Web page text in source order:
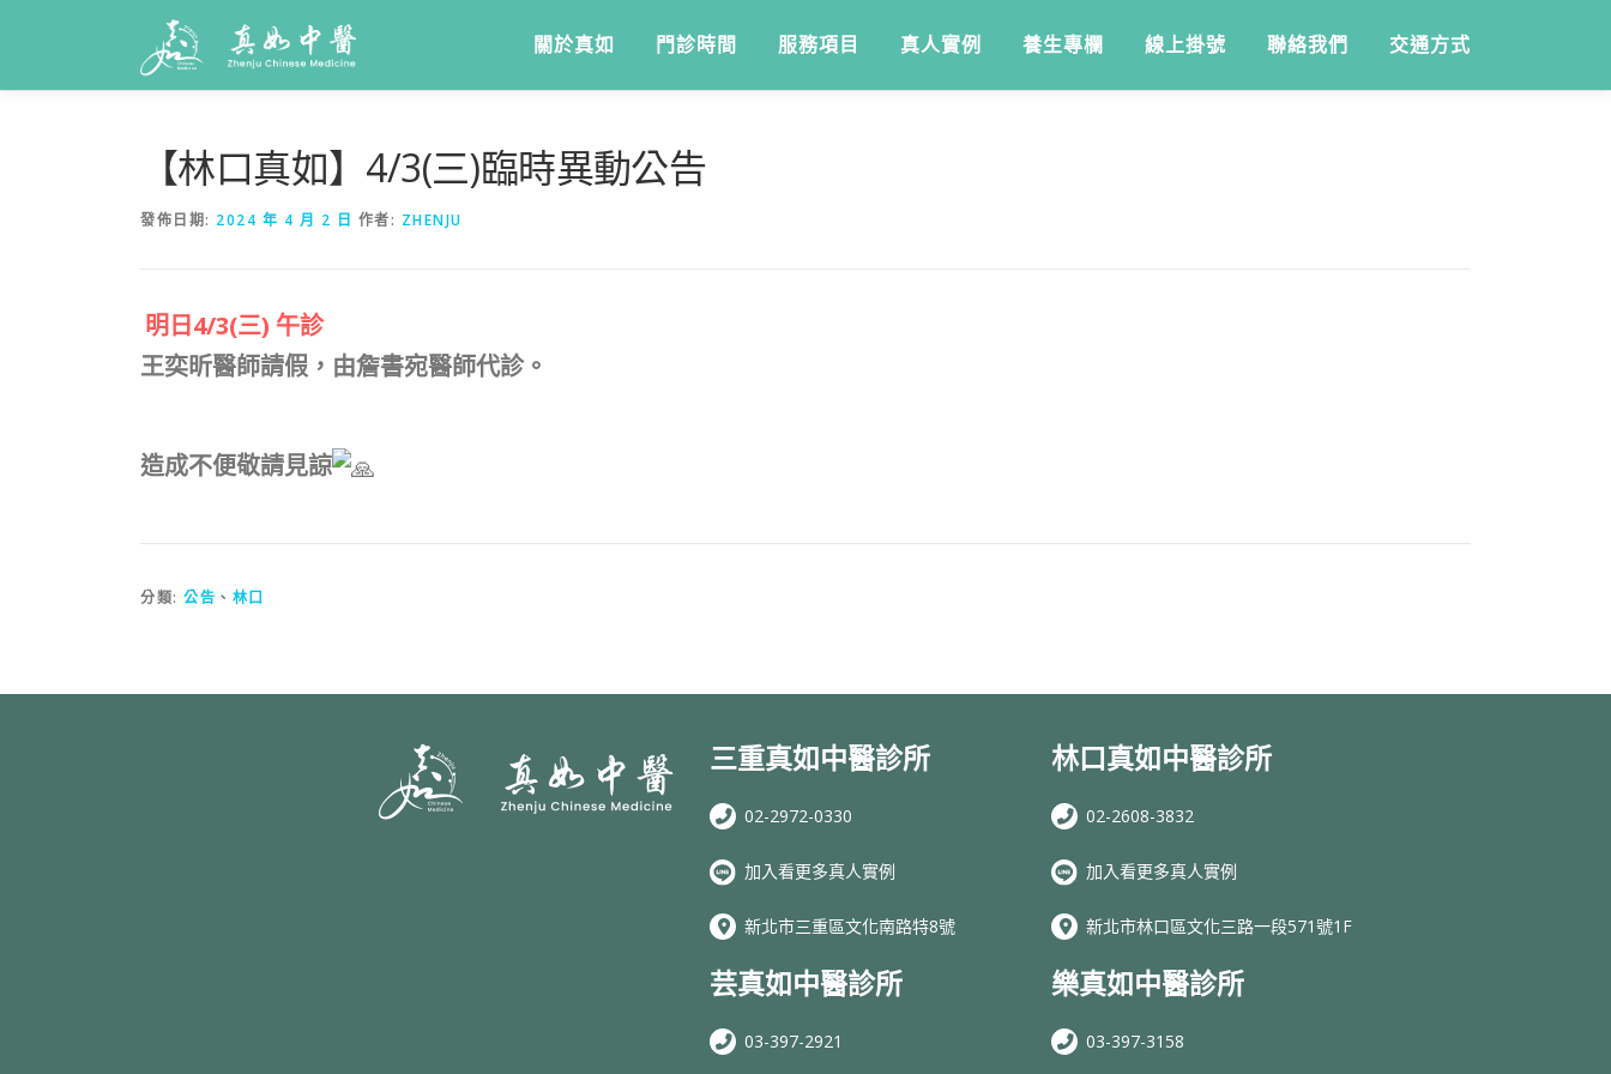
關於真如 門診時間 服務項目 真人實例 養生專欄 線上掛號 聯絡我們 交通方式
【林口真如】4/3(三)臨時異動公告
發佈日期: 2024 年 4 月 2 日 作者: ZHENJU
明日4/3(三) 午診
王奕昕醫師請假，由詹書宛醫師代診。
造成不便敬請見諒
分類: 公告 、 林口
三重真如中醫診所
02-2972-0330
加入看更多真人實例
新北市三重區文化南路特8號
芸真如中醫診所
03-397-2921
林口真如中醫診所
02-2608-3832
加入看更多真人實例
新北市林口區文化三路一段571號1F
樂真如中醫診所
03-397-3158